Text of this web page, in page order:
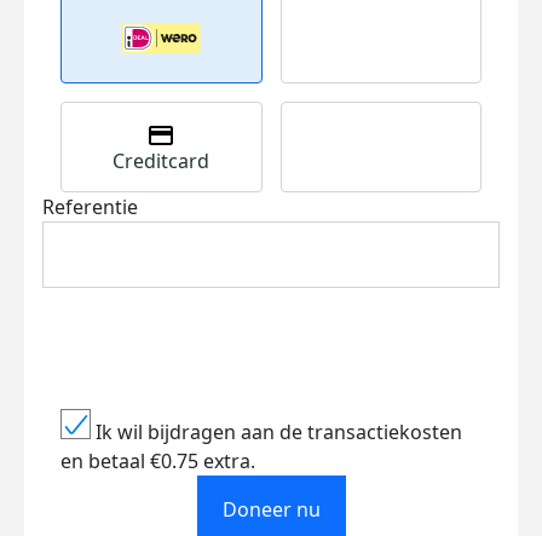
Creditcard
Referentie
Ik wil bijdragen aan de transactiekosten
en betaal €0.75 extra.
Doneer nu